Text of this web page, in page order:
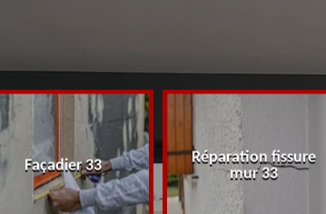
Façadier 33
Réparation fissure
mur 33